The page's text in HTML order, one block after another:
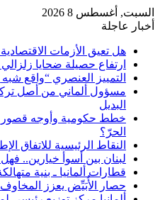
السبت, أغسطس 8 2026
أخبار عاجلة
هل تعيق الأزمات
ارتفاع حصيلة ضحايا زلزالي
التمييز العنصري “واقع
مسؤول ألماني من أصل
البديل
خطط حكومية وأوجه قصور
الحرّ؟
النقاط الرئيسية للاتفاق
لبنان بين أسوأ خيارين..
قطارات ألمانيا ـ بنية
حصار الأُبَيِّض يعزز